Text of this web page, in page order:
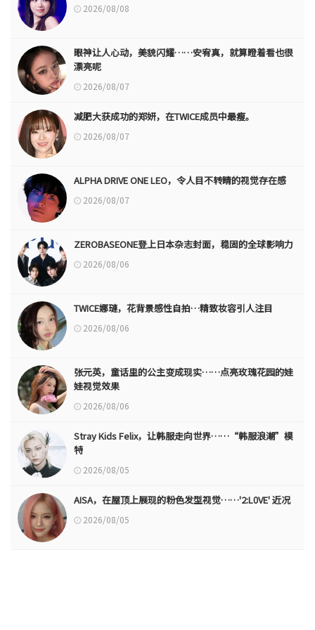
2026/08/08
眼神让人心动，美貌闪耀……安宥真，就算瞪着看也很
漂亮呢
2026/08/07
减肥大获成功的郑妍，在TWICE成员中最瘦。
2026/08/07
ALPHA DRIVE ONE LEO，令人目不转睛的视觉存在感
2026/08/07
ZEROBASEONE登上日本杂志封面，稳固的全球影响力
2026/08/06
TWICE娜璉，花背景感性自拍…精致妆容引人注目
2026/08/06
张元英，童话里的公主变成现实……点亮玫瑰花园的娃
娃视觉效果
2026/08/06
Stray Kids Felix，让韩服走向世界……“韩服浪潮”模
特
2026/08/05
AISA，在屋顶上展现的粉色发型视觉……'2:L0VE' 近况
2026/08/05